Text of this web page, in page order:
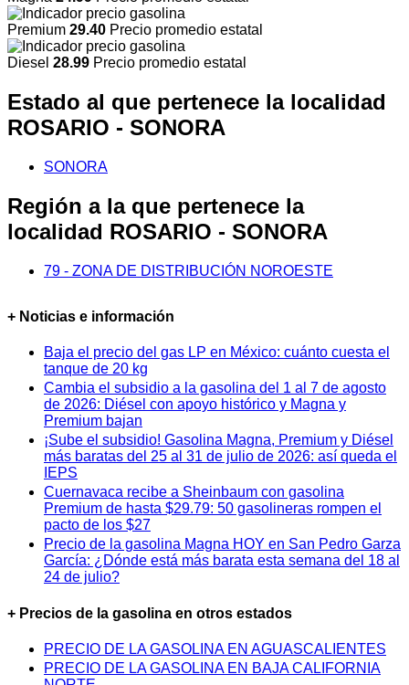
Premium 29.40 Precio promedio estatal
Diesel 28.99 Precio promedio estatal
Estado al que pertenece la localidad
ROSARIO - SONORA
SONORA
Región a la que pertenece la
localidad ROSARIO - SONORA
79 - ZONA DE DISTRIBUCIÓN NOROESTE
+ Noticias e información
Baja el precio del gas LP en México: cuánto cuesta el
tanque de 20 kg
Cambia el subsidio a la gasolina del 1 al 7 de agosto
de 2026: Diésel con apoyo histórico y Magna y
Premium bajan
¡Sube el subsidio! Gasolina Magna, Premium y Diésel
más baratas del 25 al 31 de julio de 2026: así queda el
IEPS
Cuernavaca recibe a Sheinbaum con gasolina
Premium de hasta $29.79: 50 gasolineras rompen el
pacto de los $27
Precio de la gasolina Magna HOY en San Pedro Garza
García: ¿Dónde está más barata esta semana del 18 al
24 de julio?
+ Precios de la gasolina en otros estados
PRECIO DE LA GASOLINA EN AGUASCALIENTES
PRECIO DE LA GASOLINA EN BAJA CALIFORNIA